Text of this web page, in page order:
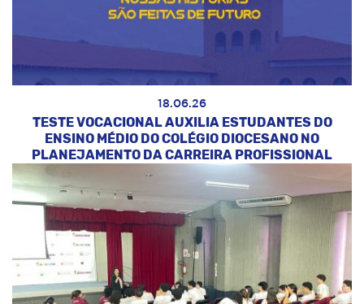
18.06.26
TESTE VOCACIONAL AUXILIA ESTUDANTES DO
ENSINO MÉDIO DO COLÉGIO DIOCESANO NO
PLANEJAMENTO DA CARREIRA PROFISSIONAL